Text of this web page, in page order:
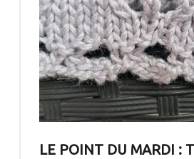
LE POINT DU MARDI :